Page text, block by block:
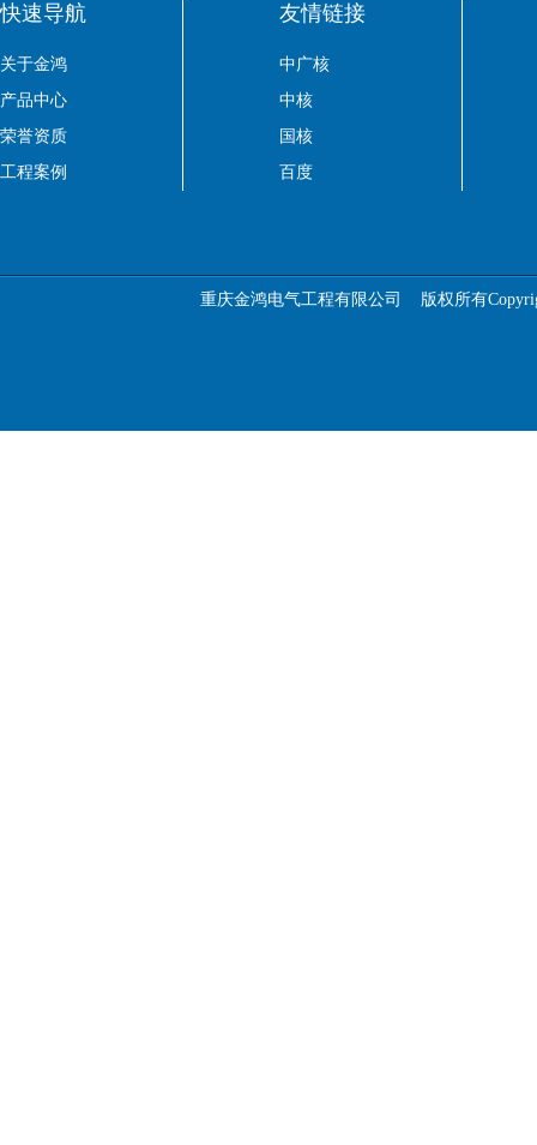
快速导航
关于金鸿
产品中心
荣誉资质
工程案例
友情链接
中广核
中核
国核
百度
重庆金鸿电气工程有限公司 版权所有